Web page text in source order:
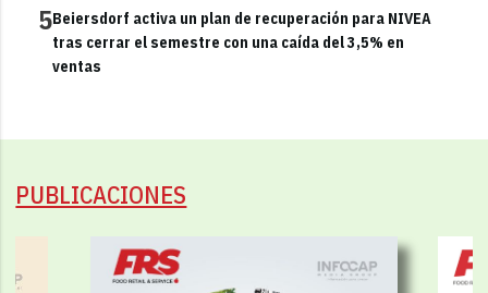
5Beiersdorf activa un plan de recuperación para NIVEA
tras cerrar el semestre con una caída del 3,5% en
ventas
PUBLICACIONES